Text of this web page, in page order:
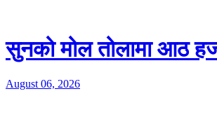
सुनको मोल तोलामा आठ
August 06, 2026